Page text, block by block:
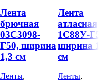
Лента
брючная
03С3098-
Г50, ширина
1,3 см
Ленты,
Лента
атласная
1С88У-
ширина
см
Ленты,